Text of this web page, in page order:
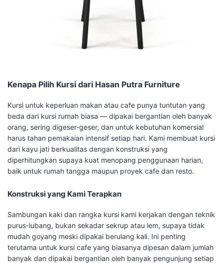
Kenapa Pilih Kursi dari Hasan Putra Furniture
Kursi untuk keperluan makan atau cafe punya tuntutan yang
beda dari kursi rumah biasa — dipakai bergantian oleh banyak
orang, sering digeser-geser, dan untuk kebutuhan komersial
harus tahan pemakaian intensif setiap hari. Kami membuat kursi
dari kayu jati berkualitas dengan konstruksi yang
diperhitungkan supaya kuat menopang penggunaan harian,
baik untuk rumah tangga maupun proyek cafe dan resto.
Konstruksi yang Kami Terapkan
Sambungan kaki dan rangka kursi kami kerjakan dengan teknik
purus-lubang, bukan sekadar sekrup atau lem, supaya tidak
mudah goyang meski dipakai berulang kali. Ini penting
terutama untuk kursi cafe yang biasanya dipesan dalam jumlah
banyak dan dipakai bergantian oleh banyak pengunjung setiap